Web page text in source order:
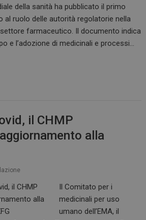
della sanità ha pubblicato il primo
al ruolo delle autorità regolatorie nella
farmaceutico. Il documento indica
e l’adozione di medicinali e processi…
il CHMP
alla
Il Comitato per i
medicinali per uso
umano dell’EMA, il
www.dailyhealthindustry.it
www.dailyhealthindustry.it
2 giorni